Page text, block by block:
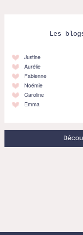
Les
Justine
Aurélie
Fabienne
Noémie
Caroline
Emma